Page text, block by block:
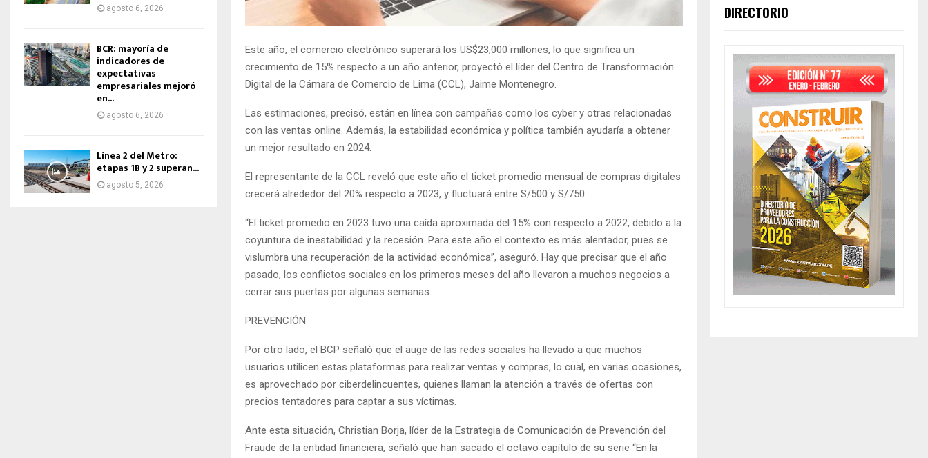
Este año, el comercio electrónico superará los US$23,000 millones, lo que significa un
crecimiento de 15% respecto a un año anterior, proyectó el líder del Centro de Transformación
Digital de la Cámara de Comercio de Lima (CCL), Jaime Montenegro.
Las estimaciones, precisó, están en línea con campañas como los cyber y otras relacionadas
con las ventas online. Además, la estabilidad económica y política también ayudaría a obtener
un mejor resultado en 2024.
El representante de la CCL reveló que este año el ticket promedio mensual de compras digitales
crecerá alrededor del 20% respecto a 2023, y fluctuará entre S/500 y S/750.
“El ticket promedio en 2023 tuvo una caída aproximada del 15% con respecto a 2022, debido a la
coyuntura de inestabilidad y la recesión. Para este año el contexto es más alentador, pues se
vislumbra una recuperación de la actividad económica”, aseguró. Hay que precisar que el año
pasado, los conflictos sociales en los primeros meses del año llevaron a muchos negocios a
cerrar sus puertas por algunas semanas.
PREVENCIÓN
Por otro lado, el BCP señaló que el auge de las redes sociales ha llevado a que muchos
usuarios utilicen estas plataformas para realizar ventas y compras, lo cual, en varias ocasiones,
es aprovechado por ciberdelincuentes, quienes llaman la atención a través de ofertas con
precios tentadores para captar a sus víctimas.
Ante esta situación, Christian Borja, líder de la Estrategia de Comunicación de Prevención del
Fraude de la entidad financiera, señaló que han sacado el octavo capítulo de su serie “En la
agosto 6, 2026
BCR: mayoría de
indicadores de
expectativas
empresariales mejoró
en...
agosto 6, 2026
Línea 2 del Metro:
etapas 1B y 2 superan...
agosto 5, 2026
DIRECTORIO